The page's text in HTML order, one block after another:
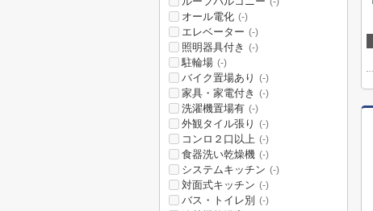
オール電化 (-)
エレベーター (-)
照明器具付き (-)
駐輪場 (-)
バイク置場あり (-)
家具・家電付き (-)
洗濯機置場有 (-)
外観タイル張り (-)
コンロ２口以上 (-)
食器洗い乾燥機 (-)
システムキッチン (-)
対面式キッチン (-)
バス・トイレ別 (-)